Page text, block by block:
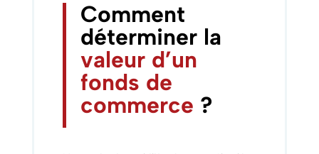
Comment
déterminer la
valeur d’un
fonds de
commerce ?